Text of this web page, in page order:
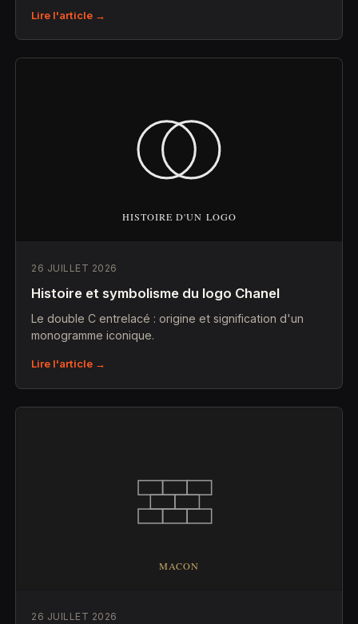
Lire l'article →
26 JUILLET 2026
Histoire et symbolisme du logo Chanel
Le double C entrelacé : origine et signification d'un
monogramme iconique.
Lire l'article →
26 JUILLET 2026